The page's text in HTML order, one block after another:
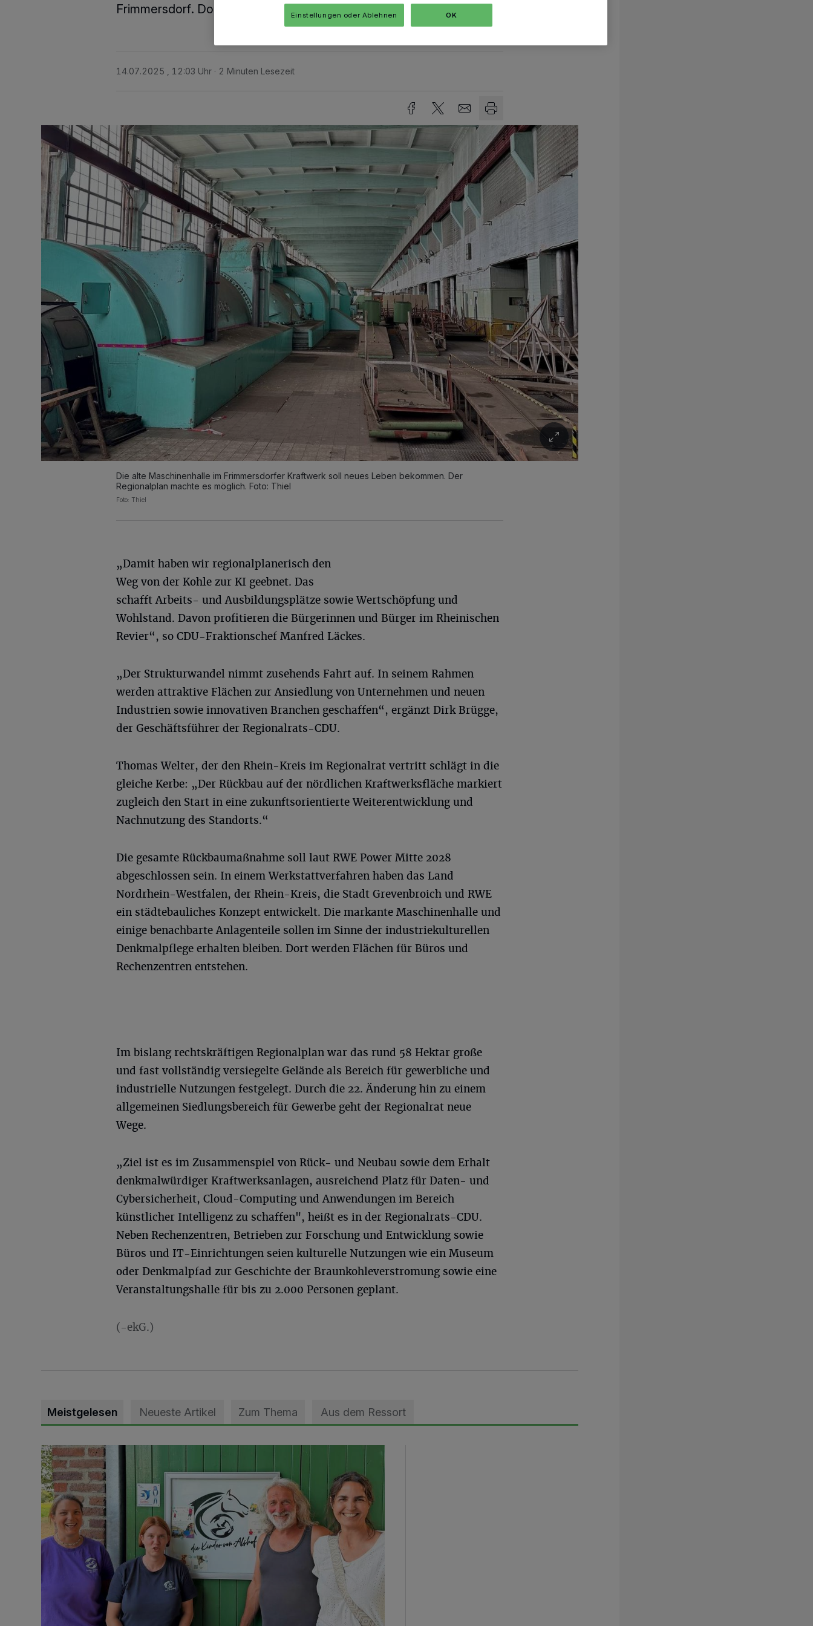
Frimmersdorf. Dort ist ein Digital- und Innovationspark vorgesehen.
14.07.2025 , 12:03 Uhr 2 Minuten Lesezeit
Die alte Maschinenhalle im Frimmersdorfer Kraftwerk soll neues Leben bekommen. Der
Regionalplan machte es möglich. Foto: Thiel
Foto: Thiel
„Damit haben wir regionalplanerisch den
Weg von der Kohle zur KI geebnet. Das
schafft Arbeits- und Ausbildungsplätze sowie Wertschöpfung und
Wohlstand. Davon profitieren die Bürgerinnen und Bürger im Rheinischen
Revier“, so CDU-Fraktionschef Manfred Läckes.
„Der Strukturwandel nimmt zusehends Fahrt auf. In seinem Rahmen
werden attraktive Flächen zur Ansiedlung von Unternehmen und neuen
Industrien sowie innovativen Branchen geschaffen“, ergänzt Dirk Brügge,
der Geschäftsführer der Regionalrats-CDU.
Thomas Welter, der den Rhein-Kreis im Regionalrat vertritt schlägt in die
gleiche Kerbe: „Der Rückbau auf der nördlichen Kraftwerksfläche markiert
zugleich den Start in eine zukunftsorientierte Weiterentwicklung und
Nachnutzung des Standorts.“
Die gesamte Rückbaumaßnahme soll laut RWE Power Mitte 2028
abgeschlossen sein. In einem Werkstattverfahren haben das Land
Nordrhein-Westfalen, der Rhein-Kreis, die Stadt Grevenbroich und RWE
ein städtebauliches Konzept entwickelt. Die markante Maschinenhalle und
einige benachbarte Anlagenteile sollen im Sinne der industriekulturellen
Denkmalpflege erhalten bleiben. Dort werden Flächen für Büros und
Rechenzentren entstehen.
Im bislang rechtskräftigen Regionalplan war das rund 58 Hektar große
und fast vollständig versiegelte Gelände als Bereich für gewerbliche und
industrielle Nutzungen festgelegt. Durch die 22. Änderung hin zu einem
allgemeinen Siedlungsbereich für Gewerbe geht der Regionalrat neue
Wege.
„Ziel ist es im Zusammenspiel von Rück- und Neubau sowie dem Erhalt
denkmalwürdiger Kraftwerksanlagen, ausreichend Platz für Daten- und
Cybersicherheit, Cloud-Computing und Anwendungen im Bereich
künstlicher Intelligenz zu schaffen", heißt es in der Regionalrats-CDU.
Neben Rechenzentren, Betrieben zur Forschung und Entwicklung sowie
Büros und IT-Einrichtungen seien kulturelle Nutzungen wie ein Museum
oder Denkmalpfad zur Geschichte der Braunkohleverstromung sowie eine
Veranstaltungshalle für bis zu 2.000 Personen geplant.
(-ekG.)
Meistgelesen Neueste Artikel Zum Thema Aus dem Ressort
Vorbildlicher Einsatz für den Artenschutz gewürdigt
Einstellungen oder Ablehnen OK